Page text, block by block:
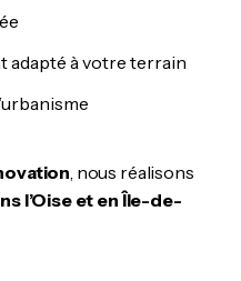
adapté à votre terrain
, nous réalisons
l’Oise et en Île-de-